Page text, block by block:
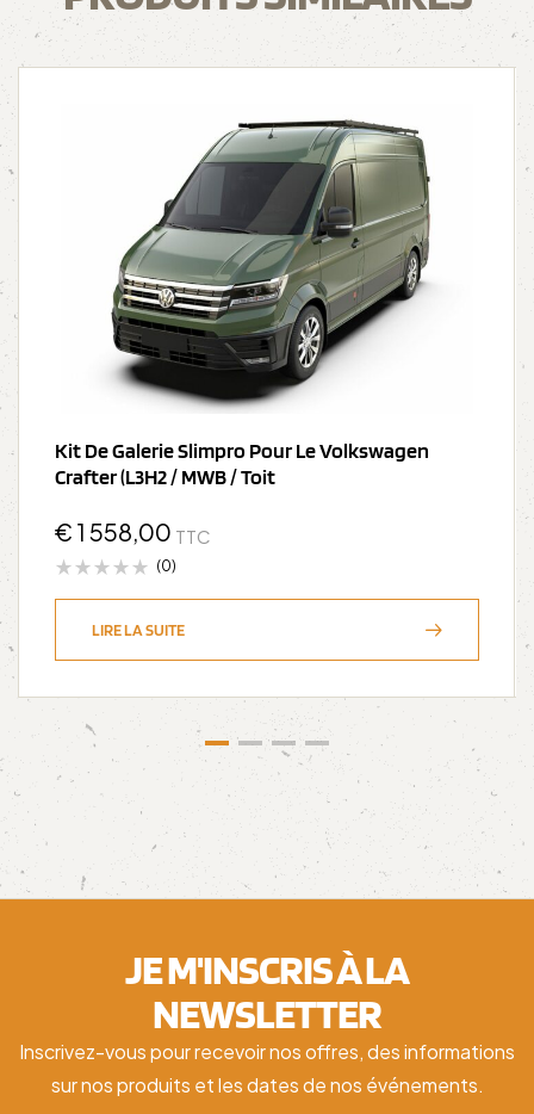
Kit De Galerie Slimpro Pour Le Volkswagen
Crafter (L3H2 / MWB / Toit
€ 1 558,00 TTC
(0)
LIRE LA SUITE
JE M'INSCRIS À LA
NEWSLETTER
Inscrivez-vous pour recevoir nos offres, des informations
sur nos produits et les dates de nos événements.